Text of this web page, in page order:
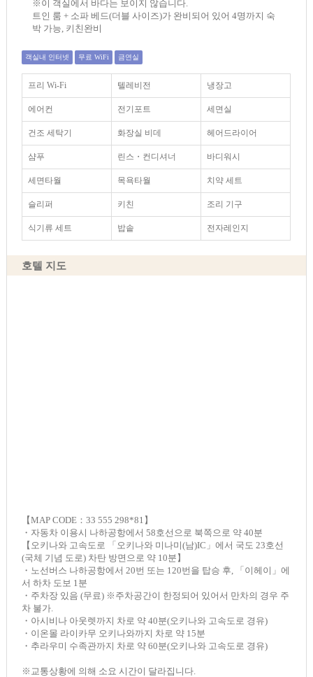
※이 객실에서 바다는 보이지 않습니다.
트인 룸 + 소파 베드(더블 사이즈)가 완비되어 있어 4명까지 숙
박 가능, 키친완비
객실내 인터넷 무료 WiFi 금연실
프리 Wi-Fi 텔레비전 냉장고
에어컨 전기포트 세면실
건조 세탁기 화장실 비데 헤어드라이어
샴푸 린스・컨디셔너 바디워시
세면타월 목욕타월 치약 세트
슬리퍼 키친 조리 기구
식기류 세트 밥솥 전자레인지
호텔 지도
【MAP CODE：33 555 298*81】
・자동차 이용시 나하공항에서 58호선으로 북쪽으로 약 40분
【오키나와 고속도로 「오키나와 미나미(남)IC」에서 국도 23호선
(국체 기념 도로) 차탄 방면으로 약 10분】
・노선버스 나하공항에서 20번 또는 120번을 탑승 후, 「이헤이」에
서 하차 도보 1분
・주차장 있음 (무료) ※주차공간이 한정되어 있어서 만차의 경우 주
차 불가.
・아시비나 아웃렛까지 차로 약 40분(오키나와 고속도로 경유)
・이온몰 라이카무 오키나와까지 차로 약 15분
・추라우미 수족관까지 차로 약 60분(오키나와 고속도로 경유)
※교통상황에 의해 소요 시간이 달라집니다.